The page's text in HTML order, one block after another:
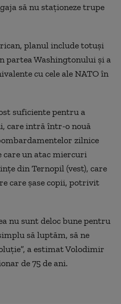
să nu staţioneze trupe
planul include totuşi
partea Washingtonului şi a
cu cele ale NATO în
suficiente pentru a
care intră într-o nouă
zilnice
un atac miercuri
din Ternopil (vest), care
care şase copii, potrivit
nu sunt deloc bune pentru
să luptăm, să ne
a estimat Volodimir
de 75 de ani.